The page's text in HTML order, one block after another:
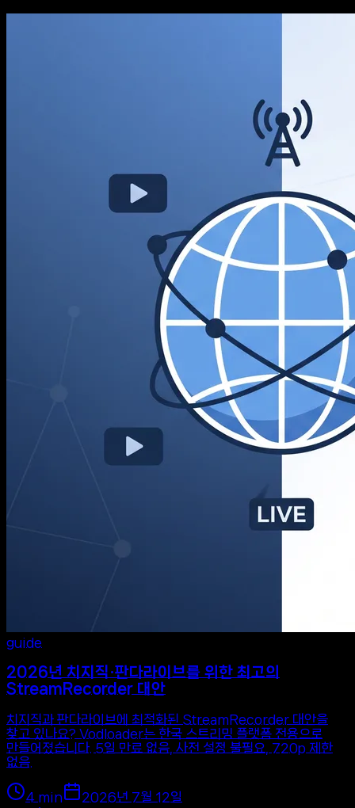
guide
2026년 치지직·판다라이브를 위한 최고의
StreamRecorder 대안
치지직과 판다라이브에 최적화된 StreamRecorder 대안을
찾고 있나요? Vodloader는 한국 스트리밍 플랫폼 전용으로
만들어졌습니다. 5일 만료 없음, 사전 설정 불필요, 720p 제한
없음.
4 min 2026년 7월 12일